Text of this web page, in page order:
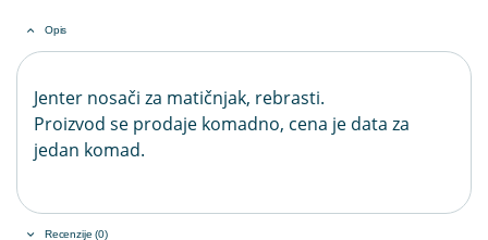
Opis
Jenter nosači za matičnjak, rebrasti.
Proizvod se prodaje komadno, cena je data za
jedan komad.
Recenzije (0)